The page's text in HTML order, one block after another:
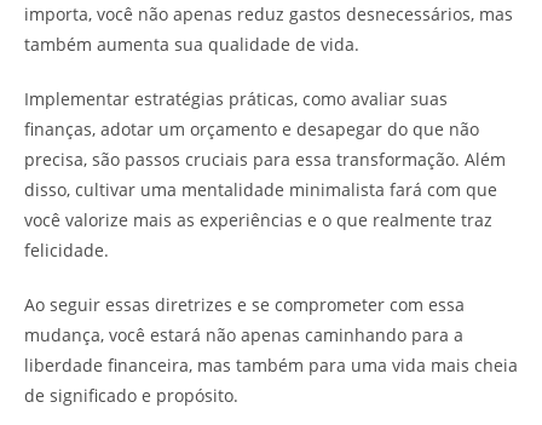
importa, você não apenas reduz gastos desnecessários, mas
também aumenta sua qualidade de vida.
Implementar estratégias práticas, como avaliar suas
finanças, adotar um orçamento e desapegar do que não
precisa, são passos cruciais para essa transformação. Além
disso, cultivar uma mentalidade minimalista fará com que
você valorize mais as experiências e o que realmente traz
felicidade.
Ao seguir essas diretrizes e se comprometer com essa
mudança, você estará não apenas caminhando para a
liberdade financeira, mas também para uma vida mais cheia
de significado e propósito.